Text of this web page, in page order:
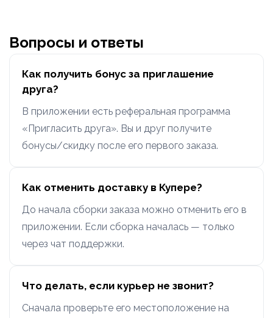
Вопросы и ответы
Как получить бонус за приглашение
друга?
В приложении есть реферальная программа
«Пригласить друга». Вы и друг получите
бонусы/скидку после его первого заказа.
Как отменить доставку в Купере?
До начала сборки заказа можно отменить его в
приложении. Если сборка началась — только
через чат поддержки.
Что делать, если курьер не звонит?
Сначала проверьте его местоположение на